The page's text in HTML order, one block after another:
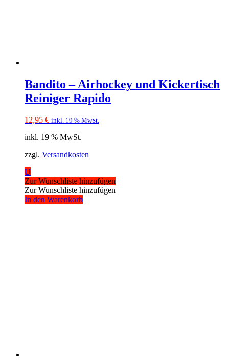
Bandito – Airhockey und Kickertisch
Reiniger Rapido
12,95 € inkl. 19 % MwSt.
inkl. 19 % MwSt.
zzgl. Versandkosten
U
Zur Wunschliste hinzufügen
Zur Wunschliste hinzufügen
In den Warenkorb